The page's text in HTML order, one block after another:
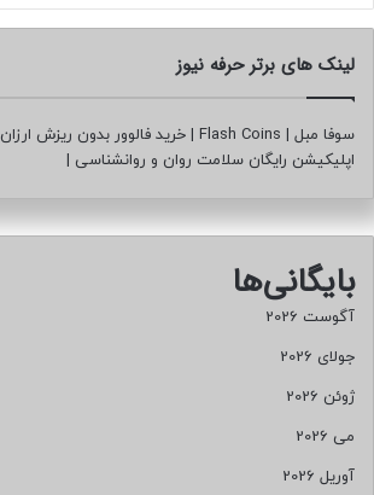
لینک های برتر حرفه نیوز
سوفا مبل |
Flash Coins
| خرید فالوور بدون ریزش ارزان
اپلیکیشن رایگان سلامت روان و روانشناسی |
بایگانی‌ها
آگوست 2026
جولای 2026
ژوئن 2026
می 2026
آوریل 2026